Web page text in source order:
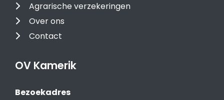
Agrarische verzekeringen
Over ons
Contact
OV Kamerik
Bezoekadres